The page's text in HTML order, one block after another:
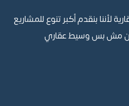
لأننا بنقدم أكبر تنوع للمشاريع
مش بس وسيط عقاري